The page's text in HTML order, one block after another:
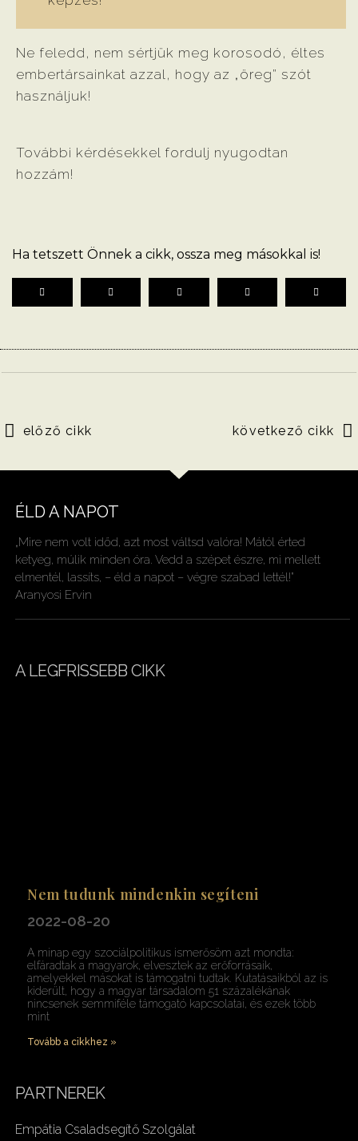
Ne feledd, nem sértjük meg korosodó, éltes
embertársainkat azzal, hogy az „öreg” szót
használjuk!
További kérdésekkel fordulj nyugodtan
hozzám!
Ha tetszett Önnek a cikk, ossza meg másokkal is!
előző cikk következő cikk
ÉLD A NAPOT
„Mire nem volt időd, azt most váltsd valóra! Mától érted
ketyeg, múlik minden óra. Vedd a szépet észre, mi mellett
elmentél, lassíts, – éld a napot – végre szabad lettél!”
Aranyosi Ervin
A LEGFRISSEBB CIKK
Nem tudunk mindenkin segíteni
2022-08-20
A minap egy szociálpolitikus ismerősöm azt mondta:
elfáradtak a magyarok, elvesztek az erőforrásaik,
amelyekkel másokat is támogatni tudtak. Kutatásaikból az is
kiderült, hogy a magyar társadalom 51 százalékának
nincsenek semmiféle támogató kapcsolatai, és ezek több
mint
Tovább a cikkhez »
PARTNEREK
Empátia Csaladsegítő Szolgálat